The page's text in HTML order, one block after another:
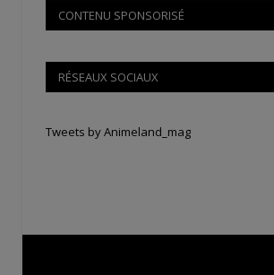
CONTENU SPONSORISÉ
RÉSEAUX SOCIAUX
Tweets by Animeland_mag